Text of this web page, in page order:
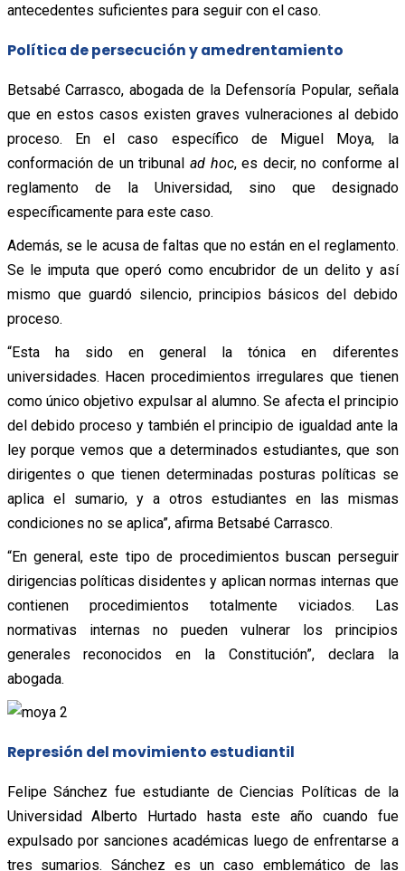
antecedentes suficientes para seguir con el caso.
Política de persecución y amedrentamiento
Betsabé Carrasco, abogada de la Defensoría Popular, señala
que en estos casos existen graves vulneraciones al debido
proceso. En el caso específico de Miguel Moya, la
conformación de un tribunal ad hoc, es decir, no conforme al
reglamento de la Universidad, sino que designado
específicamente para este caso.
Además, se le acusa de faltas que no están en el reglamento.
Se le imputa que operó como encubridor de un delito y así
mismo que guardó silencio, principios básicos del debido
proceso.
“Esta ha sido en general la tónica en diferentes
universidades. Hacen procedimientos irregulares que tienen
como único objetivo expulsar al alumno. Se afecta el principio
del debido proceso y también el principio de igualdad ante la
ley porque vemos que a determinados estudiantes, que son
dirigentes o que tienen determinadas posturas políticas se
aplica el sumario, y a otros estudiantes en las mismas
condiciones no se aplica”, afirma Betsabé Carrasco.
“En general, este tipo de procedimientos buscan perseguir
dirigencias políticas disidentes y aplican normas internas que
contienen procedimientos totalmente viciados. Las
normativas internas no pueden vulnerar los principios
generales reconocidos en la Constitución”, declara la
abogada.
Represión del movimiento estudiantil
Felipe Sánchez fue estudiante de Ciencias Políticas de la
Universidad Alberto Hurtado hasta este año cuando fue
expulsado por sanciones académicas luego de enfrentarse a
tres sumarios. Sánchez es un caso emblemático de las